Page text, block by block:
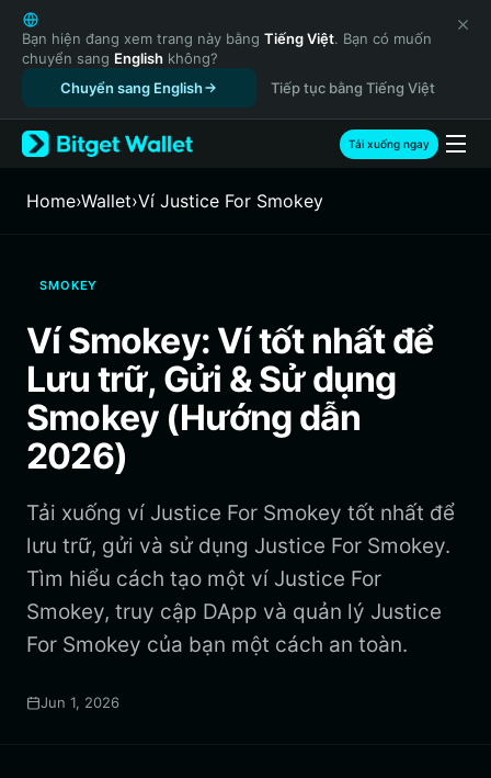
English
日本語
Tiếng Việt
Русский
Español (Latinoamérica)
Türkçe
Français
繁體中文
Bahasa Indonesia
ภาษาไทย
Español
Português (Brasil)
Bạn hiện đang xem trang này bằng Tiếng Việt. Bạn có muốn
chuyển sang English không?
Chuyển sang English
Tiếp tục bằng Tiếng Việt
Tải xuống ngay
Home›Wallet›‌Ví Justice For Smokey
SMOKEY
Ví Smokey: Ví tốt nhất để
Lưu trữ, Gửi & Sử dụng
Smokey (Hướng dẫn
2026)
Tải xuống ví Justice For Smokey tốt nhất để
lưu trữ, gửi và sử dụng Justice For Smokey.
Tìm hiểu cách tạo một ví Justice For
Smokey, truy cập DApp và quản lý Justice
For Smokey của bạn một cách an toàn.
Jun 1, 2026